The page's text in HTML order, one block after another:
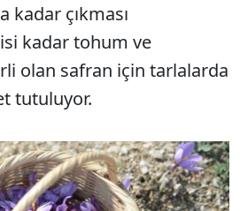
kadar çıkması
kadar tohum ve
olan safran için tarlalarda
tutuluyor.